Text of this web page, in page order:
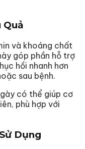
Quả
và khoáng chất
góp phần hỗ trợ
hồi nhanh hơn
sau bệnh.
có thể giúp cơ
phù hợp với
Dụng